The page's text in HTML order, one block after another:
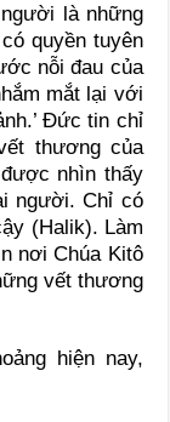
là những
quyền tuyên
nỗi đau của
mắt lại với
Đức tin chỉ
thương của
nhìn thấy
người. Chỉ có
(Halik). Làm
nơi Chúa Kitô
vết thương
hiện nay,